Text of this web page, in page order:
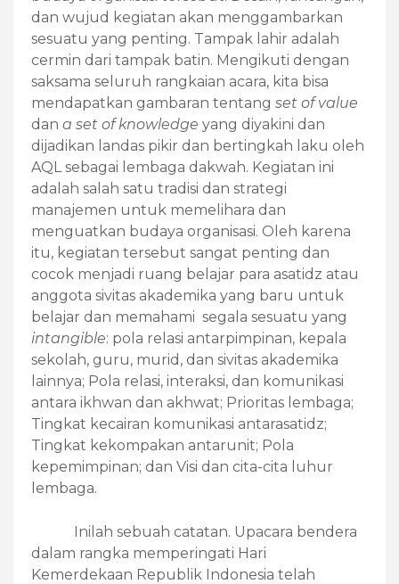
dan wujud kegiatan akan menggambarkan
sesuatu yang penting. Tampak lahir adalah
cermin dari tampak batin. Mengikuti dengan
saksama seluruh rangkaian acara, kita bisa
mendapatkan gambaran tentang set of value
dan a set of knowledge yang diyakini dan
dijadikan landas pikir dan bertingkah laku oleh
AQL sebagai lembaga dakwah. Kegiatan ini
adalah salah satu tradisi dan strategi
manajemen untuk memelihara dan
menguatkan budaya organisasi. Oleh karena
itu, kegiatan tersebut sangat penting dan
cocok menjadi ruang belajar para asatidz atau
anggota sivitas akademika yang baru untuk
belajar dan memahami segala sesuatu yang
intangible: pola relasi antarpimpinan, kepala
sekolah, guru, murid, dan sivitas akademika
lainnya; Pola relasi, interaksi, dan komunikasi
antara ikhwan dan akhwat; Prioritas lembaga;
Tingkat kecairan komunikasi antarasatidz;
Tingkat kekompakan antarunit; Pola
kepemimpinan; dan Visi dan cita-cita luhur
lembaga.
Inilah sebuah catatan. Upacara bendera
dalam rangka memperingati Hari
Kemerdekaan Republik Indonesia telah